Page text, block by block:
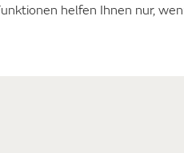
helfen Ihnen nur,